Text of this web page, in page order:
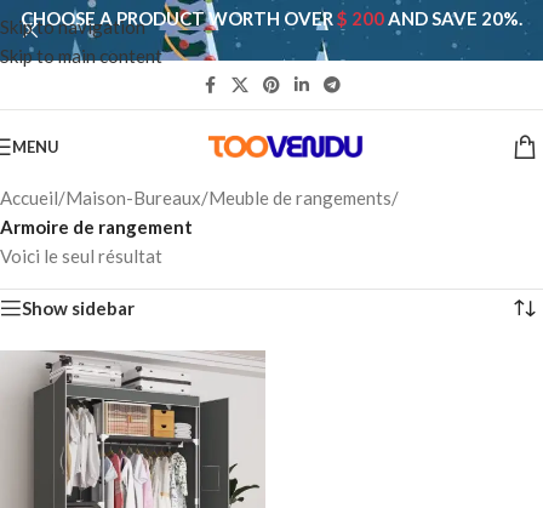
Skip to navigation
Skip to main content
CHOOSE A PRODUCT WORTH OVER$ 200AND SAVE 20%.
MENU
Accueil/Maison-Bureaux/Meuble de rangements/
Armoire de rangement
Voici le seul résultat
Show sidebar